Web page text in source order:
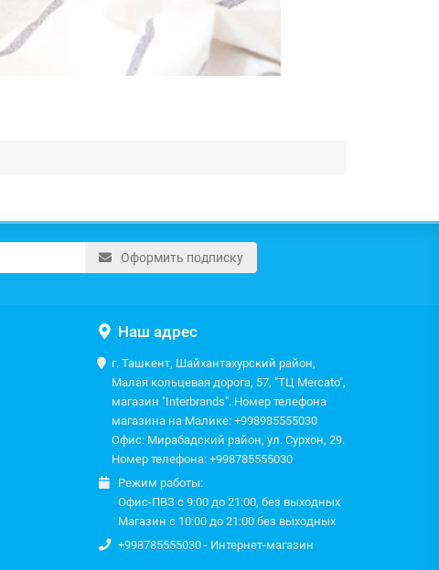
Оформить подписку
Наш адрес
г. Ташкент, Шайхантахурский район,
Малая кольцевая дорога, 57, "ТЦ Mercato",
магазин "Interbrands". Номер телефона
магазина на Малике: +998985555030
Офис: Мирабадский район, ул. Сурхон, 29.
Номер телефона: +998785555030
Режим работы:
Офис-ПВЗ с 9:00 до 21:00, без выходных
Магазин с 10:00 до 21:00 без выходных
+998785555030 - Интернет-магазин